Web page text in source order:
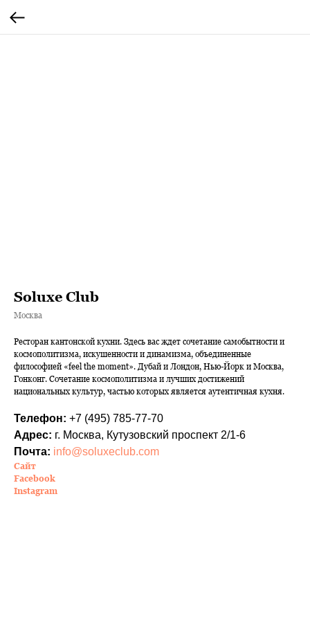
Soluxe Club
Москва
Ресторан кантонской кухни. Здесь вас ждет сочетание самобытности и
космополитизма, искушенности и динамизма, объединенные
философией «feel the moment». Дубай и Лондон, Нью-Йорк и Москва,
Гонконг. Сочетание космополитизма и лучших достижений
национальных культур, частью которых является аутентичная кухня.
Телефон: +7 (495) 785-77-70
Адрес: г. Москва, Кутузовский проспект 2/1-6
Почта: info@soluxeclub.com
Сайт
Facebook
Instagram